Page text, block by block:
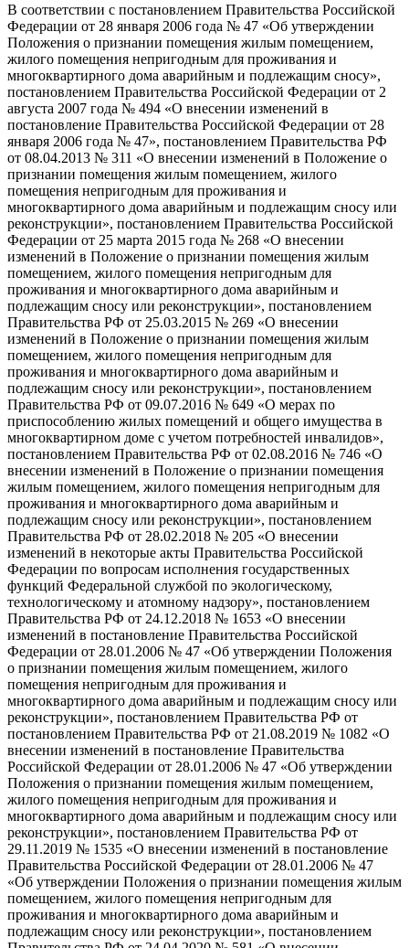
В соответствии с постановлением Правительства Российской
Федерации от 28 января 2006 года № 47 «Об утверждении
Положения о признании помещения жилым помещением,
жилого помещения непригодным для проживания и
многоквартирного дома аварийным и подлежащим сносу»,
постановлением Правительства Российской Федерации от 2
августа 2007 года № 494 «О внесении изменений в
постановление Правительства Российской Федерации от 28
января 2006 года № 47», постановлением Правительства РФ
от 08.04.2013 № 311 «О внесении изменений в Положение о
признании помещения жилым помещением, жилого
помещения непригодным для проживания и
многоквартирного дома аварийным и подлежащим сносу или
реконструкции», постановлением Правительства Российской
Федерации от 25 марта 2015 года № 268 «О внесении
изменений в Положение о признании помещения жилым
помещением, жилого помещения непригодным для
проживания и многоквартирного дома аварийным и
подлежащим сносу или реконструкции», постановлением
Правительства РФ от 25.03.2015 № 269 «О внесении
изменений в Положение о признании помещения жилым
помещением, жилого помещения непригодным для
проживания и многоквартирного дома аварийным и
подлежащим сносу или реконструкции», постановлением
Правительства РФ от 09.07.2016 № 649 «О мерах по
приспособлению жилых помещений и общего имущества в
многоквартирном доме с учетом потребностей инвалидов»,
постановлением Правительства РФ от 02.08.2016 № 746 «О
внесении изменений в Положение о признании помещения
жилым помещением, жилого помещения непригодным для
проживания и многоквартирного дома аварийным и
подлежащим сносу или реконструкции», постановлением
Правительства РФ от 28.02.2018 № 205 «О внесении
изменений в некоторые акты Правительства Российской
Федерации по вопросам исполнения государственных
функций Федеральной службой по экологическому,
технологическому и атомному надзору», постановлением
Правительства РФ от 24.12.2018 № 1653 «О внесении
изменений в постановление Правительства Российской
Федерации от 28.01.2006 № 47 «Об утверждении Положения
о признании помещения жилым помещением, жилого
помещения непригодным для проживания и
многоквартирного дома аварийным и подлежащим сносу или
реконструкции», постановлением Правительства РФ от
постановлением Правительства РФ от 21.08.2019 № 1082 «О
внесении изменений в постановление Правительства
Российской Федерации от 28.01.2006 № 47 «Об утверждении
Положения о признании помещения жилым помещением,
жилого помещения непригодным для проживания и
многоквартирного дома аварийным и подлежащим сносу или
реконструкции», постановлением Правительства РФ от
29.11.2019 № 1535 «О внесении изменений в постановление
Правительства Российской Федерации от 28.01.2006 № 47
«Об утверждении Положения о признании помещения жилым
помещением, жилого помещения непригодным для
проживания и многоквартирного дома аварийным и
подлежащим сносу или реконструкции», постановлением